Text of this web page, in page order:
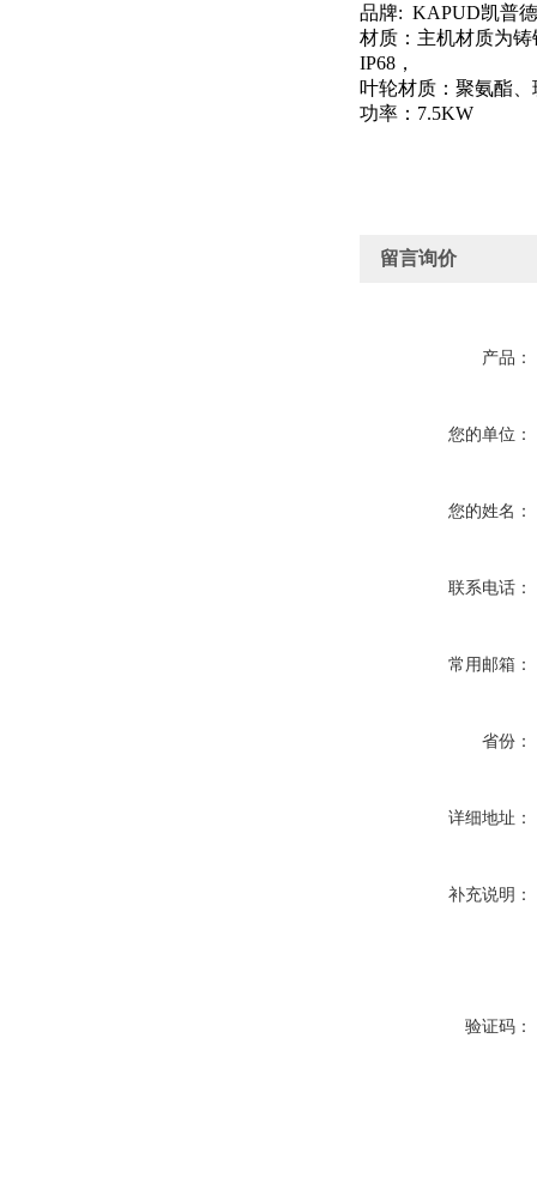
品牌: KAPUD凯普德
材质：主机材质为铸
IP68，
叶轮材质：聚氨酯
功率：7.5KW
留言询价
产品：
您的单位：
您的姓名：
联系电话：
常用邮箱：
省份：
详细地址：
补充说明：
验证码：